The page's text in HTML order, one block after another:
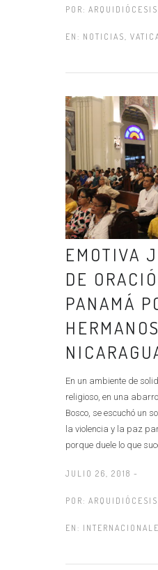
POR:
EN: NOTICIAS,
EMOTIVA
DE
PANAMÁ
En un ambiente de
religioso, en una
Bosco, se escuchó un
la violencia y la paz
porque duele lo que
JULIO 26, 2018 -
POR:
EN: